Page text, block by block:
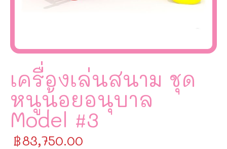
เครื่องเล่นสนาม ชุด
หนูน้อยอนุบาล
Model #3
฿83,750.00